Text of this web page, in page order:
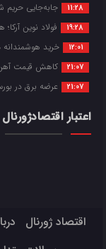
11:28 جابه‌جایی حریم
19:28 فولاد نوین
12:01 خرید هوشمندانه
21:07 کاهش قیمت آهن
21:07 عرضه برق در
اعتبار اقتصادژورنال
اقتصاد ژورنال